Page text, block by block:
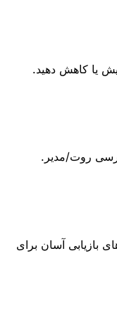
یا کاهش دهید.
روت/مدیر.
بازیابی آسان برای